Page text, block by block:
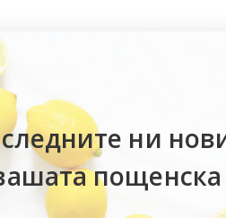
ни
пощенска